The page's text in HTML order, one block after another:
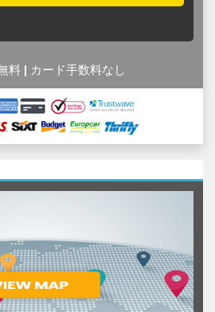
料 | カード手数料なし